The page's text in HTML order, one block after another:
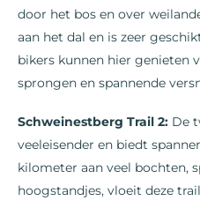
door het bos en over
aan het dal en is zeer
bikers kunnen hier genieten
sprongen en spannende
Schweinestberg Trail 2: De
veeleisender en biedt
kilometer aan veel bochten,
hoogstandjes, vloeit deze